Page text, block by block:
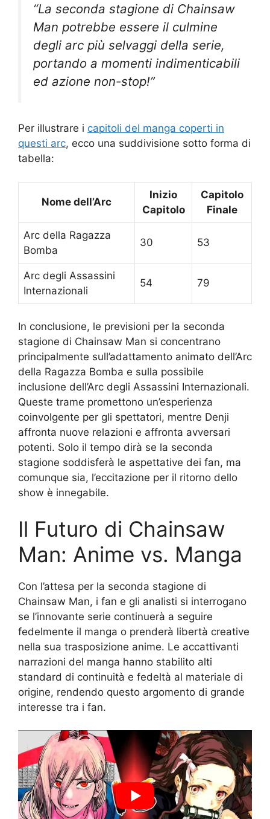
“La seconda stagione di Chainsaw
Man potrebbe essere il culmine
degli arc più selvaggi della serie,
portando a momenti indimenticabili
ed azione non-stop!”
Per illustrare i capitoli del manga coperti in
questi arc, ecco una suddivisione sotto forma di
tabella:
Nome dell’Arc
Inizio
Capitolo
Capitolo
Finale
Arc della Ragazza
Bomba
30 53
Arc degli Assassini
Internazionali
54 79
In conclusione, le previsioni per la seconda
stagione di Chainsaw Man si concentrano
principalmente sull’adattamento animato dell’Arc
della Ragazza Bomba e sulla possibile
inclusione dell’Arc degli Assassini Internazionali.
Queste trame promettono un’esperienza
coinvolgente per gli spettatori, mentre Denji
affronta nuove relazioni e affronta avversari
potenti. Solo il tempo dirà se la seconda
stagione soddisferà le aspettative dei fan, ma
comunque sia, l’eccitazione per il ritorno dello
show è innegabile.
Il Futuro di Chainsaw
Man: Anime vs. Manga
Con l’attesa per la seconda stagione di
Chainsaw Man, i fan e gli analisti si interrogano
se l’innovante serie continuerà a seguire
fedelmente il manga o prenderà libertà creative
nella sua trasposizione anime. Le accattivanti
narrazioni del manga hanno stabilito alti
standard di continuità e fedeltà al materiale di
origine, rendendo questo argomento di grande
interesse tra i fan.